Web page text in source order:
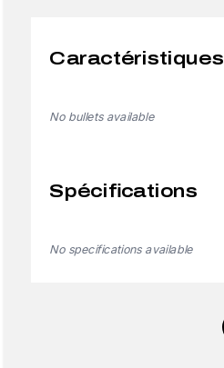
Caractéristiques
No bullets available
Spécifications
No specifications available